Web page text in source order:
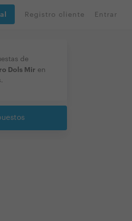
Registro cliente Entrar
de
Dols Mir en